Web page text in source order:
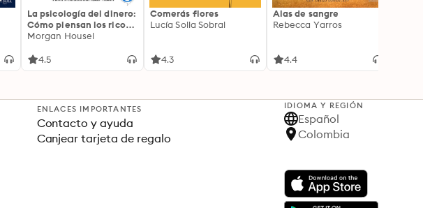
La psicología del dinero:
Cómo piensan los ricos:
18 claves imperecederas
Morgan Housel
4.5
Comerás flores
Lucía Solla Sobral
4.3
Alas de sangre
Rebecca Yarros
4.4
ENLACES IMPORTANTES
Contacto y ayuda
Canjear tarjeta de regalo
IDIOMA Y REGIÓN
Español
Colombia